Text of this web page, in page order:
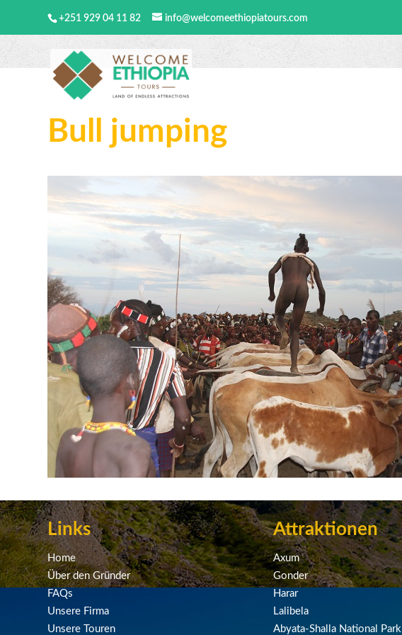
+251 929 04 11 82 info@welcomeethiopiatours.com
Bull jumping
Links
Home
Über den Gründer
FAQs
Unsere Firma
Unsere Touren
Attraktionen
Axum
Gonder
Harar
Lalibela
Abyata-Shalla National Park